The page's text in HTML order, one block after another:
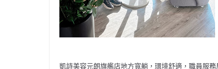
凱詩美容元朗旗艦店地方寬躺，環境舒適，職員服